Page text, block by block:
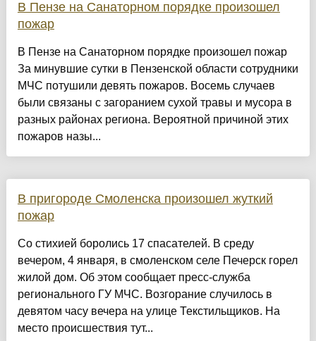
В Пензе на Санаторном порядке произошел
пожар
В Пензе на Санаторном порядке произошел пожар
За минувшие сутки в Пензенской области сотрудники
МЧС потушили девять пожаров. Восемь случаев
были связаны с загоранием сухой травы и мусора в
разных районах региона. Вероятной причиной этих
пожаров назы...
В пригороде Смоленска произошел жуткий
пожар
Со стихией боролись 17 спасателей. В среду
вечером, 4 января, в смоленском селе Печерск горел
жилой дом. Об этом сообщает пресс-служба
регионального ГУ МЧС. Возгорание случилось в
девятом часу вечера на улице Текстильщиков. На
место происшествия тут...